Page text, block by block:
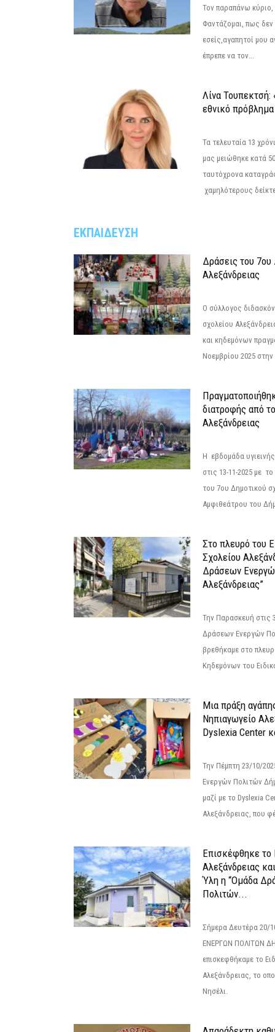
Τον παραπάνω
Φαντάζομαι, πως δεν
εσείς,αγαπητοί μου
έπρεπε να τον...
Λίνα Τουπεκτσή:
εθνικό πρόβλημα
Τα τελευταία 13
μας μειώθηκε κατά
ταυτόχρονα
χαμηλότερους
ΕΚΠΑΙΔΕΥΣΗ
Δράσεις του 7ου
Αλεξάνδρειας
Ο σύλλογος
σχολείου
και κηδεμόνων
Νοεμβρίου 2025
διατροφής από
Αλεξάνδρειας
Η εβδομάδα
στις 13-11-2025 με
του 7ου Δημοτικού
Αμφιθεάτρου του
Στο πλευρό του
Σχολείου
Δράσεων
Αλεξάνδρειας”
Την Παρασκευή
Δράσεων Ενεργών
βρεθήκαμε στο
Κηδεμόνων του
Μια πράξη
Νηπιαγωγείο
Dyslexia Center
Την Πέμπτη 23/10/
Ενεργών Πολιτών
μαζί με το Dyslexia
Αλεξάνδρειας, που
Επισκέφθηκε το
Αλεξάνδρειας
Ύλη η “Ομάδα
Πολιτών...
Σήμερα Δευτέρα
ΕΝΕΡΓΩΝ ΠΟΛΙΤΩΝ
επισκεφθήκαμε το
Αλεξάνδρειας, το
Νησέλι.